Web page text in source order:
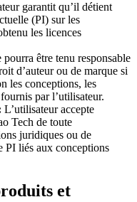
garantit qu’il détient
(PI) sur les
les licences
être tenu responsable
d’auteur ou de marque si
les conceptions, les
par l’utilisateur.
L’utilisateur accepte
Tech de toute
juridiques ou de
PI liés aux conceptions
et